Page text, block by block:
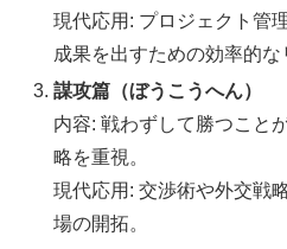
現代応用: プロジェクト管
成果を出すための効率的な
謀攻篇（ぼうこうへん）
内容: 戦わずして勝つこと
略を重視。
現代応用: 交渉術や外交戦
場の開拓。